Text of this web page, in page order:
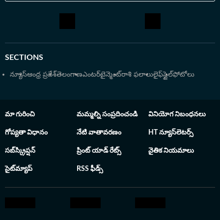
నిర్వహిస్తుంటారు
SECTIONS
న్యూస్ఆంధ్ర ప్రదేశ్తెలంగాణఎంటర్‌టైన్మెంట్రాశి ఫలాలులైఫ్‌స్టైల్ఫోటోలు
మా గురించి మమ్మల్ని సంప్రదించండి వినియోగ నిబంధనలు
గోప్యతా విధానం నేటి వాతావరణం HT న్యూస్‌లెటర్స్
సబ్‌స్క్రిప్షన్ ప్రింట్ యాడ్ రేట్స్ నైతిక నియమాలు
సైట్‌మ్యాప్ RSS ఫీడ్స్